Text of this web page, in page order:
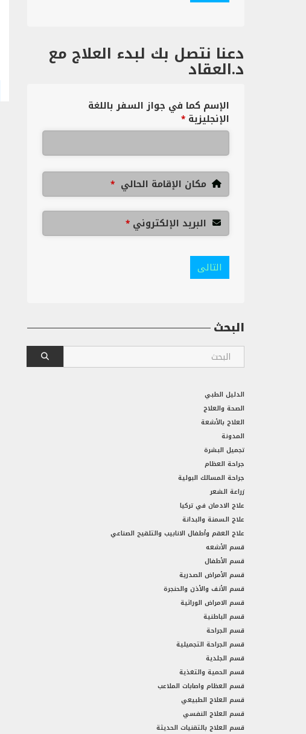
دعنا نتصل بك لبدء العلاج مع
د.العقاد
الإسم كما في جواز السفر باللغة
الإنجليزية *
مكان الإقامة الحالي *
البريد الإلكتروني *
التالى
البحث
الدليل الطبي
الصحة والعلاج
العلاج بالأشعة
المدونة
تجميل البشرة
جراحة العظام
جراحة المسالك البولية
زراعة الشعر
علاج الادمان في تركيا
علاج السمنة والبدانة
علاج العقم وأطفال الانابيب والتلقيح الصناعي
قسم الأشعه
قسم الأطفال
قسم الأمراض الصدرية
قسم الأنف والأذن والحنجرة
قسم الامراض الوراثية
قسم الباطنية
قسم الجراحة
قسم الجراحة التجميلية
قسم الجلدية
قسم الحمية والتغذية
قسم العظام واصابات الملاعب
قسم العلاج الطبيعي
قسم العلاج النفسي
قسم العلاج بالتقنيات الحديثة